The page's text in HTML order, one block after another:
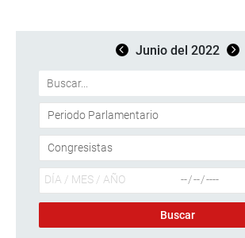
Junio del 2022